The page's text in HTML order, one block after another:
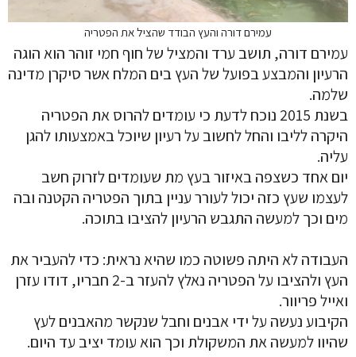
עמירם דורה והעץ הבודד שהציל את הפטריה
עמירם דורה, תושב ערד והמציל של חוף חמי זוהר הוא הוגה
הרעיון והמבצע בפועל של העץ בים המלח אשר סיקרן מדינה
שלמה.
בשנת 2015 נוכח לדעת כי עומדים להרוס את הפטריה
היקרה לליבו והחל לחשוב על רעיון שיוכל באמצעותו להגן
עליה.
יום אחד כשצפה באיזור בעץ מת שעומדים לזרוק חשב
לעצמו שעץ כזה יכול לעורר עניין בתוך הפטריה הקטנה ובה
מים וכך למעשה התגבש הרעיון להציבו בתוכה.
העבודה לא היתה פשוטה כמו שהיא נראית: כדי להעביר את
העץ ולהציבו על הפטריה נאלץ להעזר ב-2 חבריו, דודו עזרן
ואייל פריוור.
הקיבוע נעשה על ידי אבנים וחבל שנקשר מהאבנים לעץ
שהיוו למעשה את המשקולת וכך הוא עומד יציב עד היום.